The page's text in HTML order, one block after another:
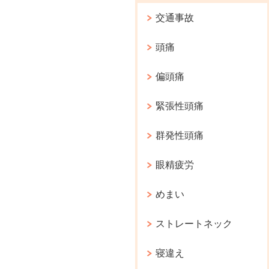
交通事故
頭痛
偏頭痛
緊張性頭痛
群発性頭痛
眼精疲労
めまい
ストレートネック
寝違え